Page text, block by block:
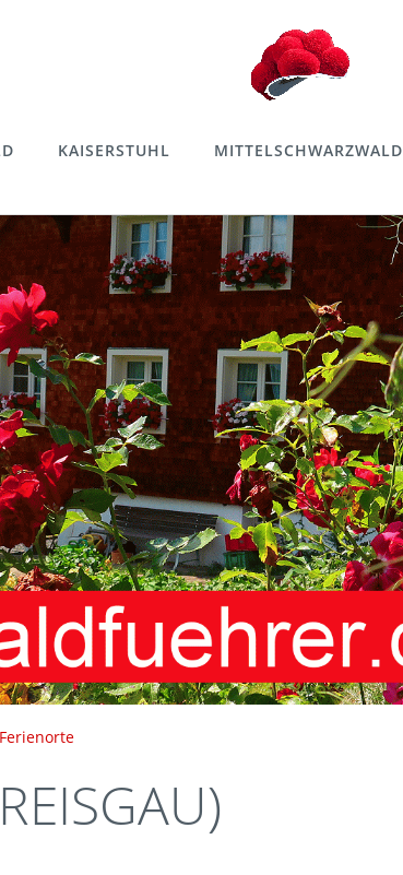
KAISERSTUHL MITTELSCHWARZWALD
Ferienorte